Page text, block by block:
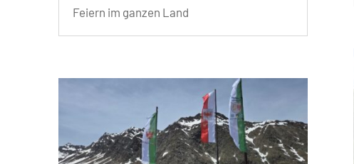
Feiern im ganzen Land